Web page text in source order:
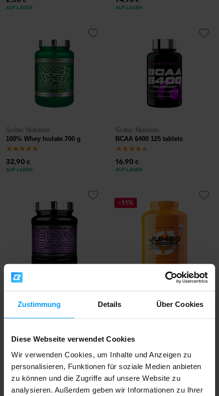
Zustimmung Details Über Cookies
Diese Webseite verwendet Cookies
Wir verwenden Cookies, um Inhalte und Anzeigen zu
personalisieren, Funktionen für soziale Medien anbieten
zu können und die Zugriffe auf unsere Website zu
analysieren. Außerdem geben wir Informationen zu Ihrer
AUF LAGER AUF LAGER
Scitec Nutrition
100% Whey Isolate 700 g
32,90 €
AUF LAGER
Scitec Nutrition
BCAA 6400 125 tablets
16,90 €
AUF LAGER
Scitec Nutrition
BCAA 6400 375 tablets
-11%
Scitec Nutrition
Jumbo Hardcore 3060 g
-41%